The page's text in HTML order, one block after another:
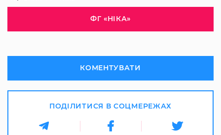
ФГ «НІКА»
КОМЕНТУВАТИ
ПОДІЛИТИСЯ В СОЦМЕРЕЖАХ